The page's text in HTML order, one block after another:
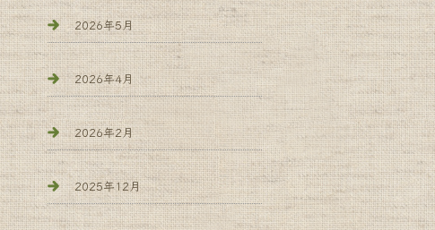
2026年5月
2026年4月
2026年2月
2025年12月